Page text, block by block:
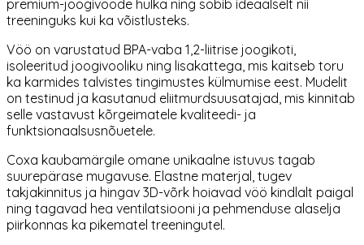
premium-joogivööde hulka ning sobib ideaalselt nii
treeninguks kui ka võistlusteks.
Vöö on varustatud BPA-vaba 1,2-liitrise joogikoti,
isoleeritud joogivooliku ning lisakattega, mis kaitseb toru
ka karmides talvistes tingimustes külmumise eest. Mudelit
on testinud ja kasutanud eliitmurdsuusatajad, mis kinnitab
selle vastavust kõrgeimatele kvaliteedi- ja
funktsionaalsusnõuetele.
Coxa kaubamärgile omane unikaalne istuvus tagab
suurepärase mugavuse. Elastne materjal, tugev
takjakinnitus ja hingav 3D-võrk hoiavad vöö kindlalt paigal
ning tagavad hea ventilatsiooni ja pehmenduse alaselja
piirkonnas ka pikematel treeningutel.